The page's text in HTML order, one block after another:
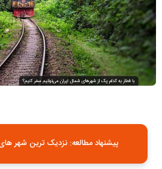
پیشنهاد مطالعه: نزدیک ترین شهر